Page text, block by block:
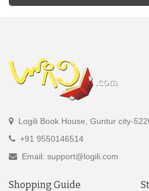
Logili Book House, Guntur city-
+91 9550146514
Email: support@logili.com
Shopping Guide